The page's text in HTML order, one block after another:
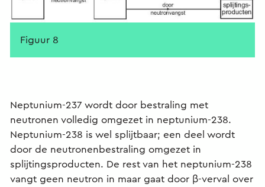
Figuur 8
Neptunium-237 wordt door bestraling met
neutronen volledig omgezet in neptunium-238.
Neptunium-238 is wel splijtbaar; een deel wordt
door de neutronenbestraling omgezet in
splijtingsproducten. De rest van het neptunium-238
vangt geen neutron in maar gaat door β-verval over